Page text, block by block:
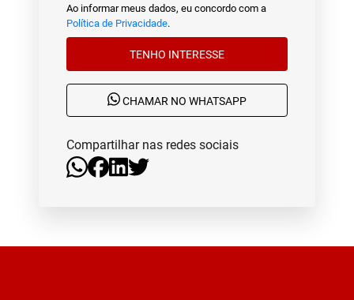
Ao informar meus dados, eu concordo com a
Política de Privacidade.
TENHO INTERESSE
CHAMAR NO WHATSAPP
Compartilhar nas redes sociais